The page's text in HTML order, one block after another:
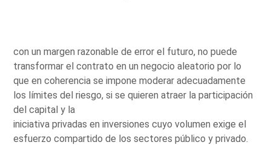
con un margen razonable de error el futuro, no puede
transformar el contrato en un negocio aleatorio por lo
que en coherencia se impone moderar adecuadamente
los límites del riesgo, si se quieren atraer la participación
del capital y la
iniciativa privadas en inversiones cuyo volumen exige el
esfuerzo compartido de los sectores público y privado.